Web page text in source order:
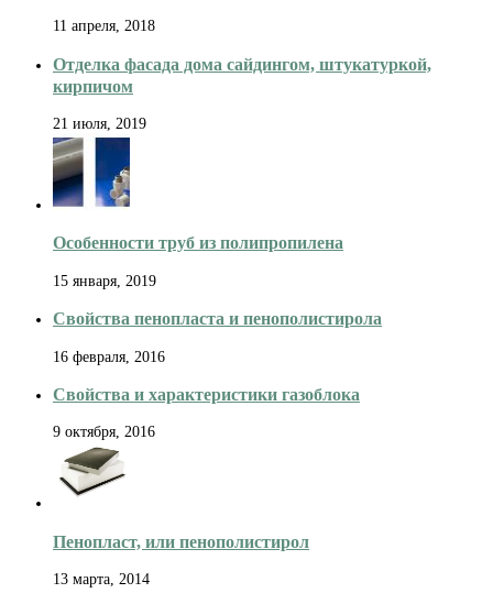
11 апреля, 2018
Отделка фасада дома сайдингом, штукатуркой,
кирпичом
21 июля, 2019
Особенности труб из полипропилена
15 января, 2019
Свойства пенопласта и пенополистирола
16 февраля, 2016
Свойства и характеристики газоблока
9 октября, 2016
Пенопласт, или пенополистирол
13 марта, 2014